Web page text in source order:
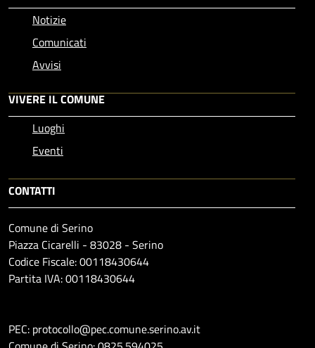
Notizie
Comunicati
Avvisi
VIVERE IL COMUNE
Luoghi
Eventi
CONTATTI
Comune di Serino
Piazza Cicarelli - 83028 - Serino
Codice Fiscale: 00118430644
Partita IVA: 00118430644
PEC: protocollo@pec.comune.serino.av.it